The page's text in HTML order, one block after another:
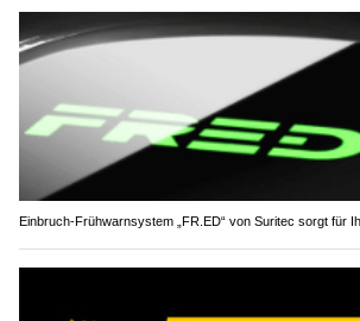
Einbruch-Frühwarnsystem „FR.ED“ von Suritec sorgt für